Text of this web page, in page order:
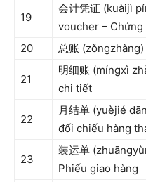
19
会计凭证 (kuàijì
voucher – Chứng
20
总账
21
明细账 (míngxì
chi tiết
22
月结单 (yuèjié
đối chiếu hàng
23
装运单
Phiếu giao hàng